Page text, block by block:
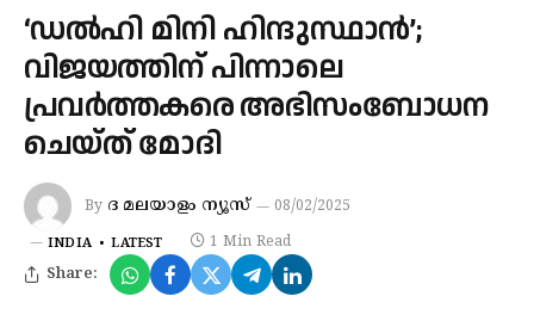
‘ഡൽഹി മിനി ഹിന്ദുസ്ഥാൻ’;
വിജയത്തിന് പിന്നാലെ
പ്രവർത്തകരെ അഭിസംബോധന
ചെയ്ത് മോദി
By ദ മലയാളം ന്യൂസ് 08/02/2025
INDIA LATEST 1 Min Read
Share: